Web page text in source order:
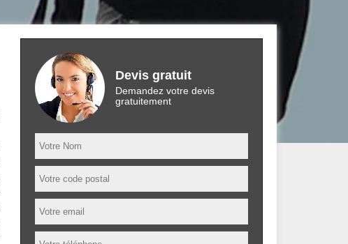
Devis gratuit
Demandez votre devis
gratuitement